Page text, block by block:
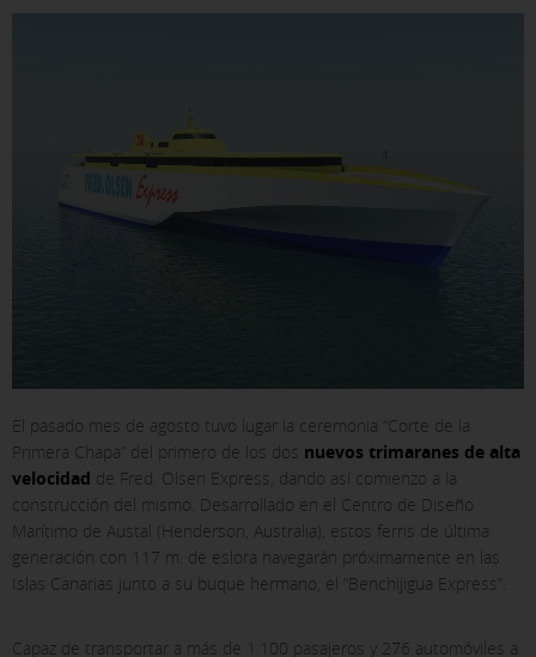
El pasado mes de agosto tuvo lugar la ceremonia “Corte de la
Primera Chapa” del primero de los dos nuevos trimaranes de alta
velocidad de Fred. Olsen Express, dando así comienzo a la
construcción del mismo. Desarrollado en el Centro de Diseño
Marítimo de Austal (Henderson, Australia), estos ferris de última
generación con 117 m. de eslora navegarán próximamente en las
Islas Canarias junto a su buque hermano, el “Benchijigua Express”.
Capaz de transportar a más de 1.100 pasajeros y 276 automóviles a